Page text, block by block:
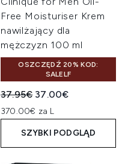
Free Moisturiser Krem
nawilżający dla
mężczyzn 100 ml
OSZCZĘDŹ 20% KOD:
SALELF
Sugerowana cena
37.95€ Aktualna cena:
37.00€
370.00€ za L
SZYBKI PODGLĄD